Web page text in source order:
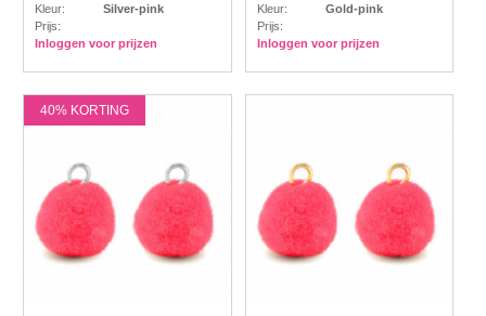
Kleur:
Silver-pink
Prijs:
Inloggen voor prijzen
Kleur:
Gold-pink
Prijs:
Inloggen voor prijzen
40% KORTING